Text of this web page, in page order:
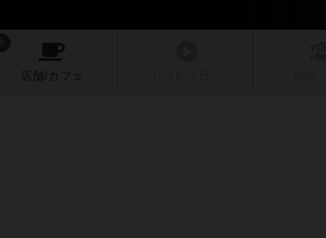
店舗/ カフェ